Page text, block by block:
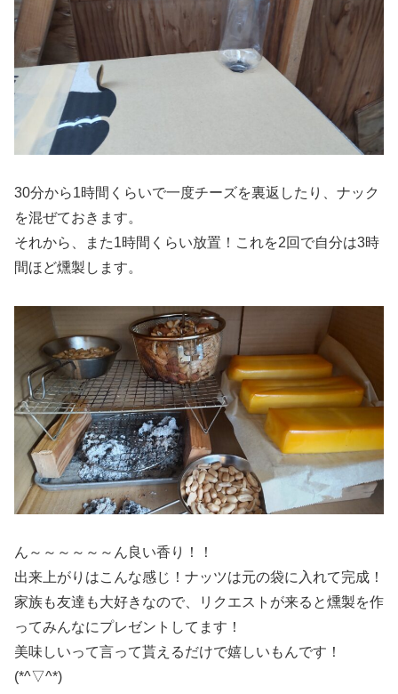
30分から1時間くらいで一度チーズを裏返したり、ナック
を混ぜておきます。
それから、また1時間くらい放置！これを2回で自分は3時
間ほど燻製します。
ん～～～～～～ん良い香り！！
出来上がりはこんな感じ！ナッツは元の袋に入れて完成！
家族も友達も大好きなので、リクエストが来ると燻製を作
ってみんなにプレゼントしてます！
美味しいって言って貰えるだけで嬉しいもんです！
(*^▽^*)